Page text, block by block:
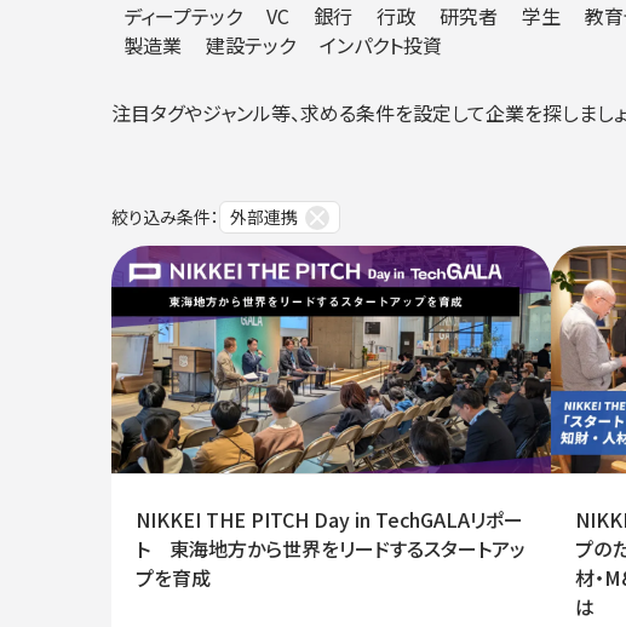
ディープテック VC 銀行 行政 研究者 学生 教
製造業
建設テック インパクト投資
注⽬タグやジャンル等、求める条件を設定して企業を探しまし
絞り込み条件： 外部連携
NIKKEI THE PITCH Day in TechGALAリポー
ト 東海地方から世界をリードするスタートアッ
プを育成
プの
材・
は